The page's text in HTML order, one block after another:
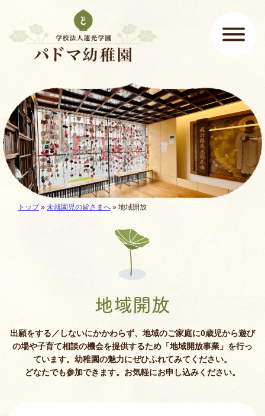
メインメニュー
ここから本文です。
現在地:
トップ» 未就園児の皆さまへ » 地域開放
地域開放
出願をする／しないにかかわらず、地域のご家庭に0歳児から遊び
の場や子育て相談の機会を提供するため「地域開放事業」を行っ
ています。幼稚園の魅力にぜひふれてみてください。
どなたでも参加できます。お気軽にお申し込みください。